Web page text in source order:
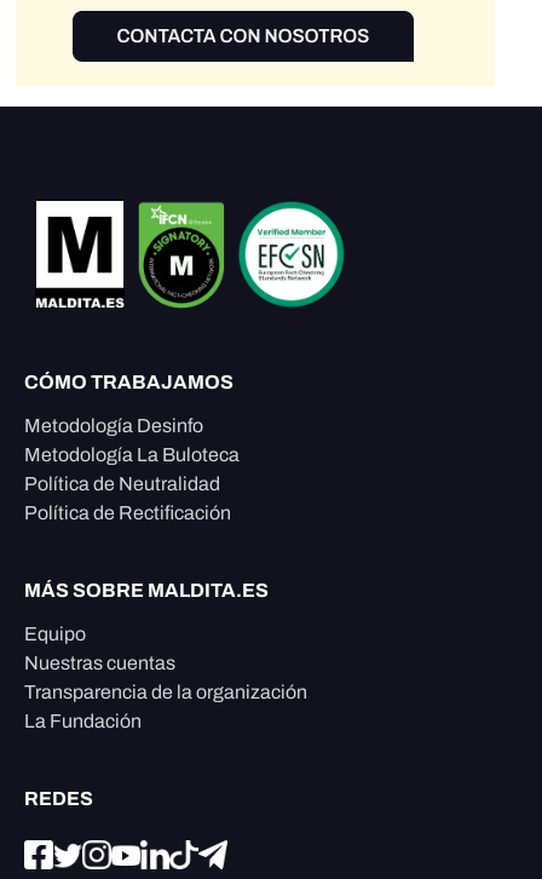
CÓMO TRABAJAMOS
Metodología Desinfo
Metodología La Buloteca
Política de Neutralidad
Política de Rectificación
MÁS SOBRE MALDITA.ES
Equipo
Nuestras cuentas
Transparencia de la organización
La Fundación
REDES